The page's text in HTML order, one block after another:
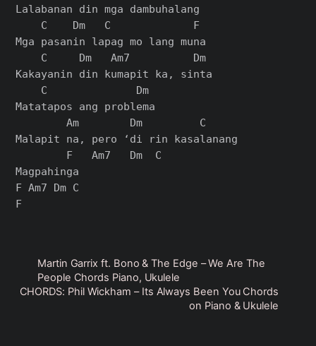
Lalabanan din mga dambuhalang
    C    Dm   C             F
Mga pasanin lapag mo lang muna
    C     Dm   Am7          Dm
Kakayanin din kumapit ka, sinta
    C              Dm
Matatapos ang problema
        Am        Dm         C
Malapit na, pero ‘di rin kasalanang
        F   Am7   Dm  C
Magpahinga
F Am7 Dm C
Martin Garrix ft. Bono & The Edge – We Are The
People Chords Piano, Ukulele
CHORDS: Phil Wickham – Its Always Been You Chords
on Piano & Ukulele